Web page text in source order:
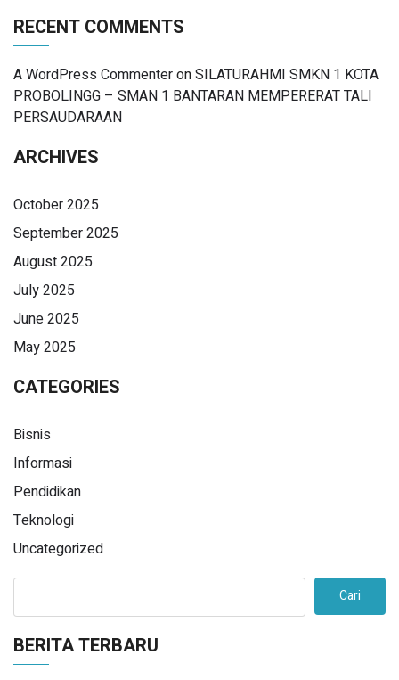
RECENT COMMENTS
A WordPress CommenteronSILATURAHMI SMKN 1 KOTA
PROBOLINGG – SMAN 1 BANTARAN MEMPERERAT TALI
PERSAUDARAAN
ARCHIVES
October 2025
September 2025
August 2025
July 2025
June 2025
May 2025
CATEGORIES
Bisnis
Informasi
Pendidikan
Teknologi
Uncategorized
Cari
BERITA TERBARU